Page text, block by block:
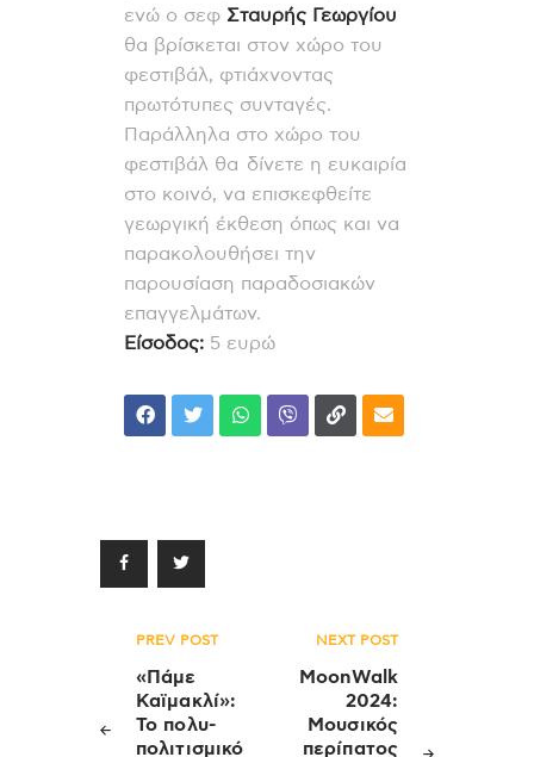
ενώ ο σεφ Σταυρής Γεωργίου
θα βρίσκεται στον χώρο του
φεστιβάλ, φτιάχνοντας
πρωτότυπες συνταγές.
Παράλληλα στο χώρο του
φεστιβάλ θα δίνετε η ευκαιρία
στο κοινό, να επισκεφθείτε
γεωργική έκθεση όπως και να
παρακολουθήσει την
παρουσίαση παραδοσιακών
επαγγελμάτων.
Είσοδος: 5 ευρώ
Πλοήγηση
άρθρων
PREV POST
«Πάμε
Καϊμακλί»:
Το πολυ-
πολιτισμικό
NEXT POST
MoonWalk
2024:
Μουσικός
περίπατος